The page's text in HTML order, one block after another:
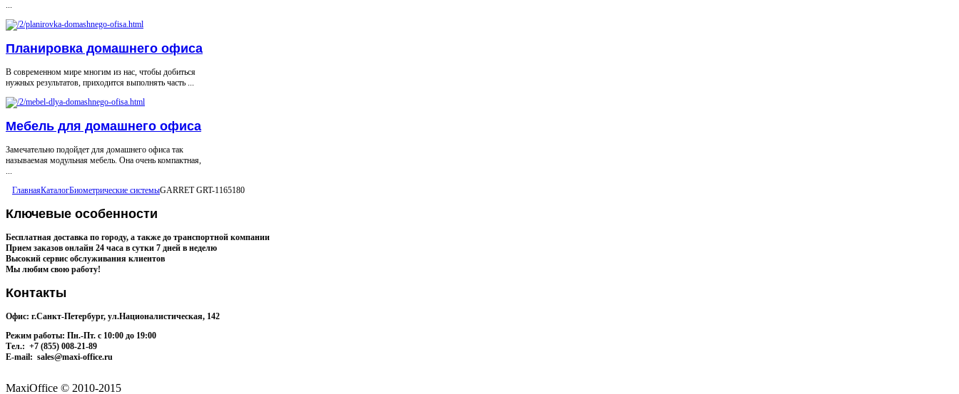
...
Планировка домашнего офиса
В современном мире многим из нас, чтобы добиться
нужных результатов, приходится выполнять часть ...
Мебель для домашнего офиса
Замечательно подойдет для домашнего офиса так
называемая модульная мебель. Она очень компактная,
...
ГлавнаяКаталогБиометрические системыGARRET GRT-1165180
Ключевые особенности
Бесплатная доставка по городу, а также до транспортной компании
Прием заказов онлайн 24 часа в сутки 7 дней в неделю
Высокий сервис обслуживания клиентов
Мы любим свою работу!
Контакты
Офис: г.Санкт-Петербург, ул.Националистическая, 142
Режим работы: Пн.-Пт. с 10:00 до 19:00
Тел.: +7 (855) 008-21-89
E-mail: sales@maxi-office.ru
MaxiOffice © 2010-2015